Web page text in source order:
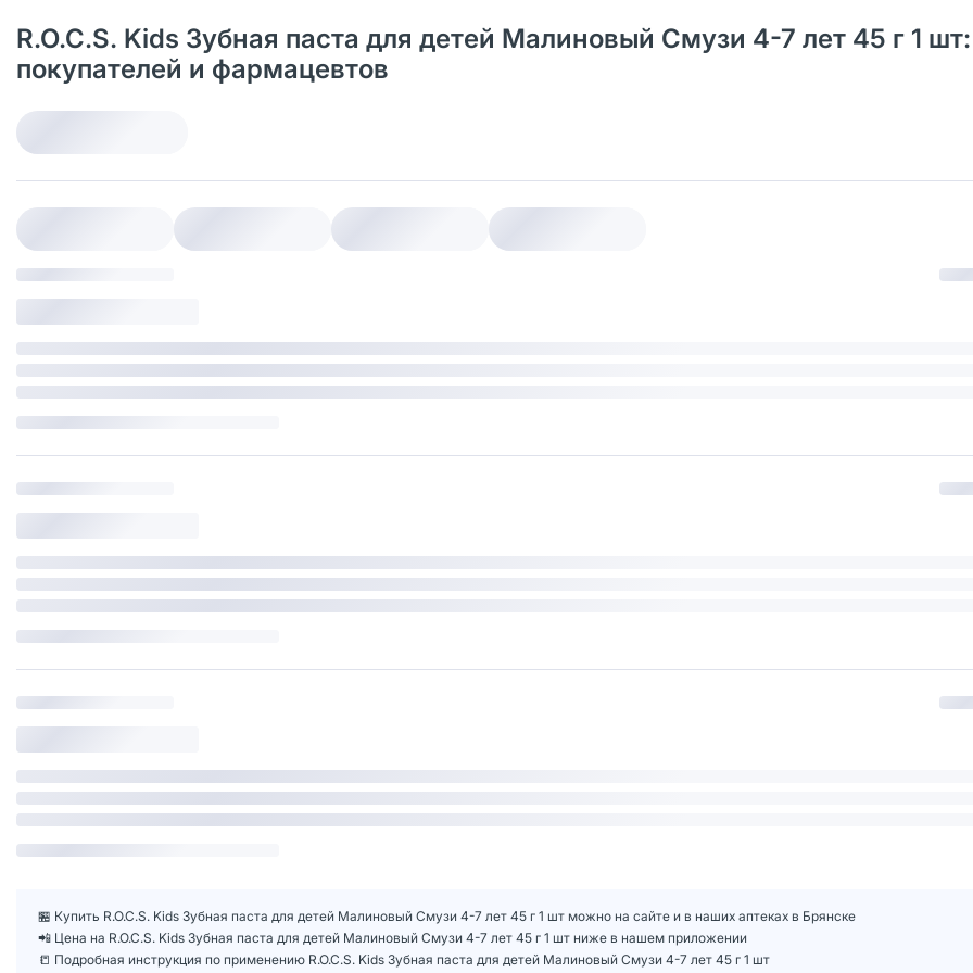
R.O.C.S. Kids Зубная паста для детей Малиновый Смузи 4-7 лет 45 г 1
покупателей и фармацевтов
🏪 Купить R.O.C.S. Kids Зубная паста для детей Малиновый Смузи 4-7 лет 45 г 1 шт можно на сайте и в наших аптеках в Брянске
📲 Цена на R.O.C.S. Kids Зубная паста для детей Малиновый Смузи 4-7 лет 45 г 1 шт ниже в нашем приложении
📒 Подробная инструкция по применению R.O.C.S. Kids Зубная паста для детей Малиновый Смузи 4-7 лет 45 г 1 шт